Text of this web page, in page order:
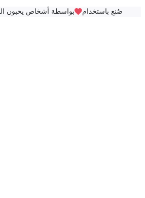
صُنع باستخدام بواسطة أشخاص يحبون السفر. Holafly 2026